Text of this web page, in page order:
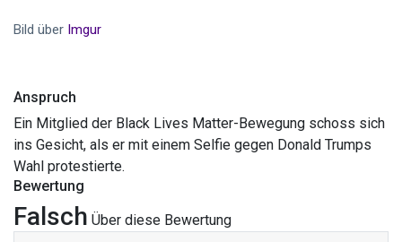
Bild über Imgur
Anspruch
Ein Mitglied der Black Lives Matter-Bewegung schoss sich
ins Gesicht, als er mit einem Selfie gegen Donald Trumps
Wahl protestierte.
Bewertung
Falsch Über diese Bewertung